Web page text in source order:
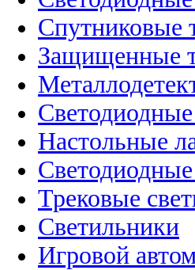
Спутниковые
Защищенные
Настольные
Трековые
Светильники
Игровой